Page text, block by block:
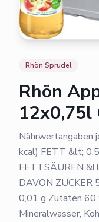
Rhön Sprudel
Rhön
12x0,75l
Nährwertangaben
kcal) FETT &lt;
FETTSÄUREN
DAVON ZUCKER
0,01 g Zutaten 60
Mineralwasser,